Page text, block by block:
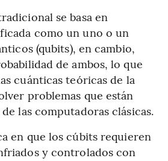
se basa en
como un uno o un
(qubits), en cambio,
de ambos, lo que
cuánticas teóricas de la
problemas que están
las computadoras clásicas.
en que los cúbits requieren
y controlados con